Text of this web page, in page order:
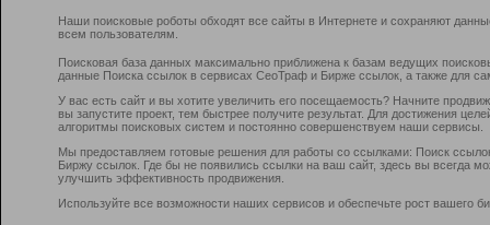
Наши поисковые роботы обходят все сайты в Интернете и сохраняют
всем пользователям.
Поисковая база данных максимально приближена к базам ведущих
данные Поиска ссылок в сервисах СеоТраф и Бирже ссылок, а также для
У вас есть сайт и вы хотите увеличить его посещаемость? Начните
вы запустите проект, тем быстрее получите результат. Для достижения
алгоритмы поисковых систем и постоянно совершенствуем наши сервисы.
Мы предоставляем готовые решения для работы со ссылками: Поиск
Биржу ссылок. Где бы не появились ссылки на ваш сайт, здесь вы всегда
улучшить эффективность продвижения.
Используйте все возможности наших сервисов и обеспечьте рост вашего